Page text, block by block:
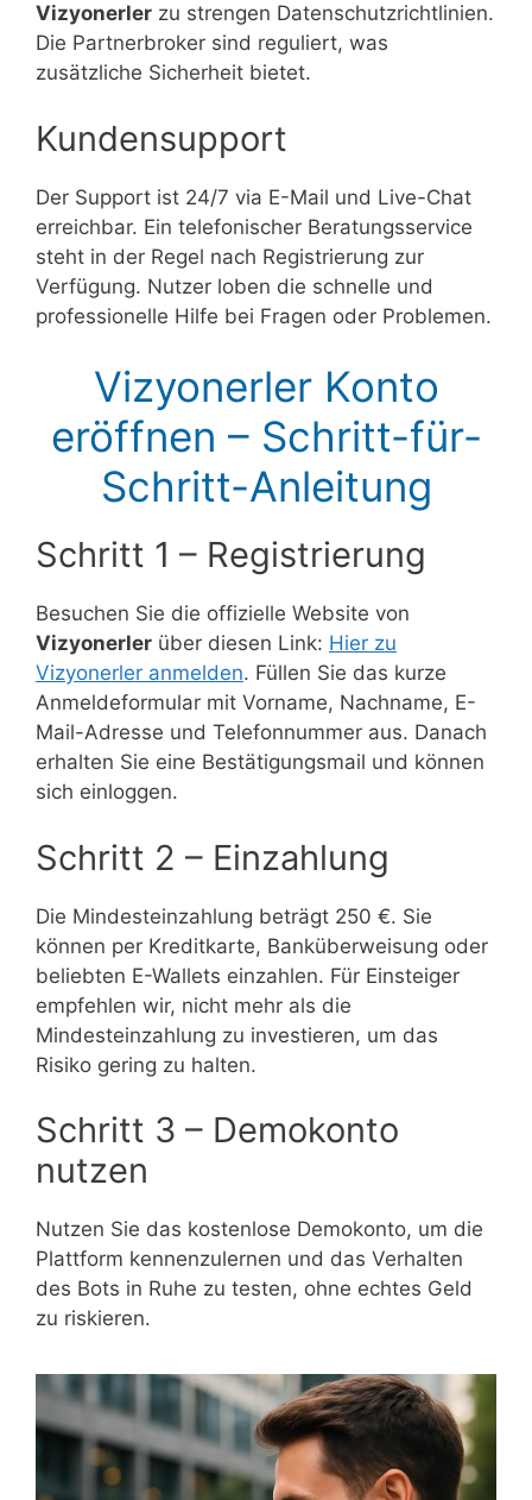
Vizyonerler zu strengen Datenschutzrichtlinien.
Die Partnerbroker sind reguliert, was
zusätzliche Sicherheit bietet.
Kundensupport
Der Support ist 24/7 via E-Mail und Live-Chat
erreichbar. Ein telefonischer Beratungsservice
steht in der Regel nach Registrierung zur
Verfügung. Nutzer loben die schnelle und
professionelle Hilfe bei Fragen oder Problemen.
Vizyonerler Konto
eröffnen – Schritt-für-
Schritt-Anleitung
Schritt 1 – Registrierung
Besuchen Sie die offizielle Website von
Vizyonerler über diesen Link: Hier zu
Vizyonerler anmelden. Füllen Sie das kurze
Anmeldeformular mit Vorname, Nachname, E-
Mail-Adresse und Telefonnummer aus. Danach
erhalten Sie eine Bestätigungsmail und können
sich einloggen.
Schritt 2 – Einzahlung
Die Mindesteinzahlung beträgt 250 €. Sie
können per Kreditkarte, Banküberweisung oder
beliebten E-Wallets einzahlen. Für Einsteiger
empfehlen wir, nicht mehr als die
Mindesteinzahlung zu investieren, um das
Risiko gering zu halten.
Schritt 3 – Demokonto
nutzen
Nutzen Sie das kostenlose Demokonto, um die
Plattform kennenzulernen und das Verhalten
des Bots in Ruhe zu testen, ohne echtes Geld
zu riskieren.